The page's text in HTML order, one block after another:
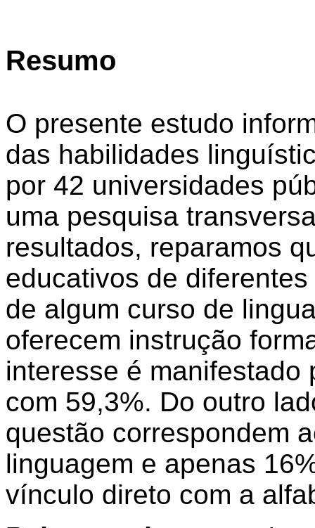
Resumo
O presente estudo
das habilidades
por 42 universidades
uma pesquisa
resultados, reparamos
educativos de
de algum curso de
oferecem instrução
interesse é manifestado
com 59,3%. Do outro
questão correspondem
linguagem e apenas
vínculo direto com a